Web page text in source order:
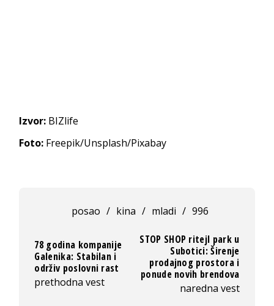
Izvor: BIZlife
Foto: Freepik/Unsplash/Pixabay
posao / kina / mladi / 996
78 godina kompanije
Galenika: Stabilan i
održiv poslovni rast
prethodna vest
STOP SHOP ritejl park u
Subotici: Širenje
prodajnog prostora i
ponude novih brendova
naredna vest